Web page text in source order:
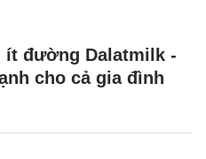
đường Dalatmilk -
cho cả gia đình